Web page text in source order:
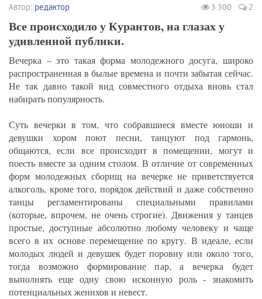
Автор: редактор 3 300 2
Все происходило у Курантов, на глазах у
удивленной публики.
Вечерка – это такая форма молодежного досуга, широко
распространенная в былые времена и почти забытая сейчас.
Не так давно такой вид совместного отдыха вновь стал
набирать популярность.
Суть вечерки в том, что собравшиеся вместе юноши и
девушки хором поют песни, танцуют под гармонь,
общаются, если все происходит в помещении, могут и
поесть вместе за одним столом. В отличие от современных
форм молодежных сборищ на вечерке не приветствуется
алкоголь, кроме того, порядок действий и даже собственно
танцы регламентированы специальными правилами
(которые, впрочем, не очень строгие). Движения у танцев
простые, доступные абсолютно любому человеку и чаще
всего в их основе перемещение по кругу. В идеале, если
молодых людей и девушек будет поровну или около того,
тогда возможно формирование пар, а вечерка будет
выполнять еще одну свою исконную роль - знакомить
потенциальных женихов и невест.